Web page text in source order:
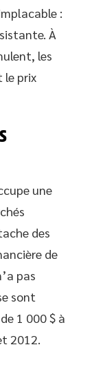
:
À
les
le prix
une
des
de
pas
sont
1 000 $ à
2012.